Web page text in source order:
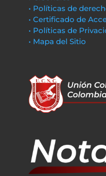
• Políticas de
• Certificado de
• Políticas de
• Mapa del Sitio